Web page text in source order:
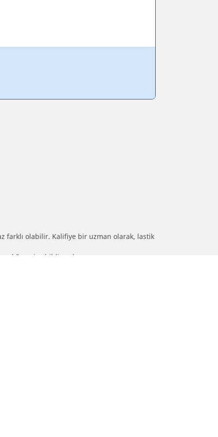
farklı olabilir. Kalifiye bir uzman olarak, lastik
size bildirmek.